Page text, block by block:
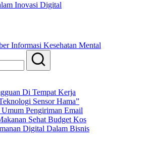
Inovasi Digital
Informasi Kesehatan Mental
Di Tempat Kerja
Sensor Hama”
Pengiriman Email
Sehat Budget Kos
Digital Dalam Bisnis